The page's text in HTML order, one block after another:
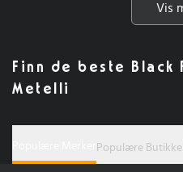
Vis
Finn de beste
Metelli
Populære